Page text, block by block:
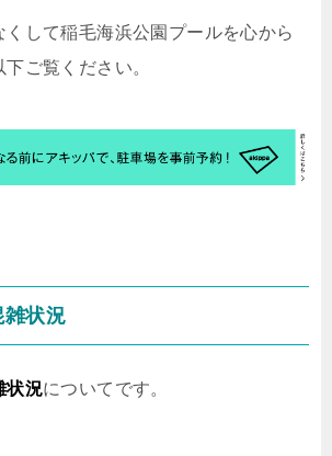
して稲毛海浜公園プールを心から
ご覧ください。
雑状況
状況についてです。